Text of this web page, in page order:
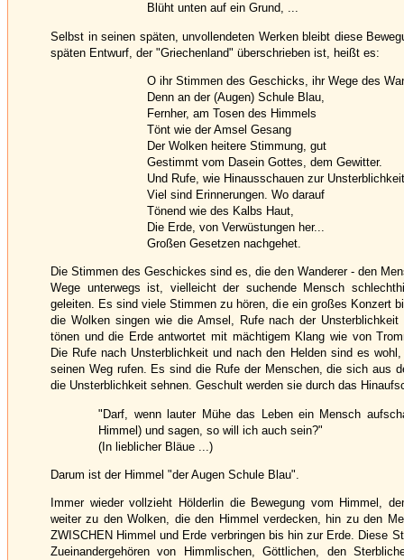
Blüht unten auf ein Grund, ...
Selbst in seinen späten, unvollendeten Werken bleibt diese
späten Entwurf, der "Griechenland" überschrieben ist, heißt es:
O ihr Stimmen des Geschicks, ihr Wege des
Denn an der (Augen) Schule Blau,
Fernher, am Tosen des Himmels
Tönt wie der Amsel Gesang
Der Wolken heitere Stimmung, gut
Gestimmt vom Dasein Gottes, dem Gewitter.
Und Rufe, wie Hinausschauen zur
Viel sind Erinnerungen. Wo darauf
Tönend wie des Kalbs Haut,
Die Erde, von Verwüstungen her...
Großen Gesetzen nachgehet.
Die Stimmen des Geschickes sind es, die den Wanderer - den
Wege unterwegs ist, vielleicht der suchende Mensch
geleiten. Es sind viele Stimmen zu hören, die ein großes Konzert
die Wolken singen wie die Amsel, Rufe nach der Unsterblichkeit
tönen und die Erde antwortet mit mächtigem Klang wie von
Die Rufe nach Unsterblichkeit und nach den Helden sind es
seinen Weg rufen. Es sind die Rufe der Menschen, die sich aus
die Unsterblichkeit sehnen. Geschult werden sie durch das
"Darf, wenn lauter Mühe das Leben ein Mensch
Himmel) und sagen, so will ich auch sein?"
(In lieblicher Bläue ...)
Darum ist der Himmel "der Augen Schule Blau".
Immer wieder vollzieht Hölderlin die Bewegung vom Himmel,
weiter zu den Wolken, die den Himmel verdecken, hin zu den
ZWISCHEN Himmel und Erde verbringen bis hin zur Erde. Diese
Zueinandergehören von Himmlischen, Göttlichen, den